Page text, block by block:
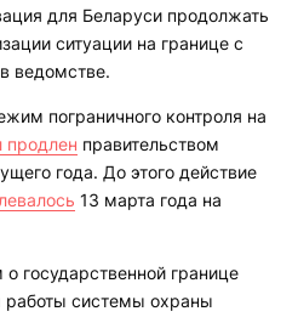
для Беларуси продолжать
ситуации на границе с
ведомстве.
пограничного контроля на
продлен правительством
года. До этого действие
13 марта года на
государственной границе
системы охраны